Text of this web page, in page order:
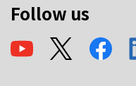
Follow us